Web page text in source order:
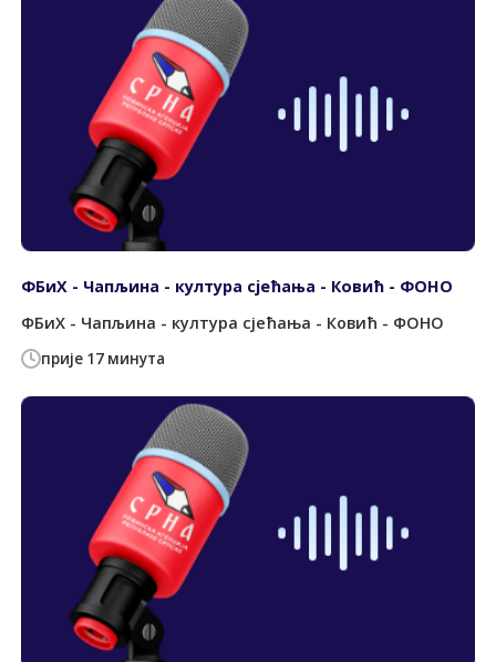
прије 17 минута
ФБиХ - Чапљина - култура сјећања - Ковић - ФОНО
ФБиХ - Чапљина - култура сјећања - Ковић - ФОНО